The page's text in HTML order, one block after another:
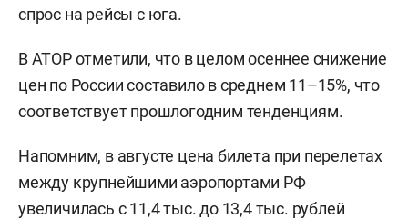
спрос на рейсы с юга.
В АТОР отметили, что в целом осеннее снижение
цен по России составило в среднем 11–15%, что
соответствует прошлогодним тенденциям.
Напомним, в августе цена билета при перелетах
между крупнейшими аэропортами РФ
увеличилась с 11,4 тыс. до 13,4 тыс. рублей